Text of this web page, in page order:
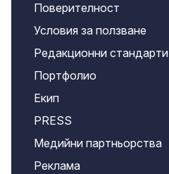
Поверителност
Условия за ползване
Редакционни стандарти
Портфолио
Екип
PRESS
Медийни партньорства
Реклама